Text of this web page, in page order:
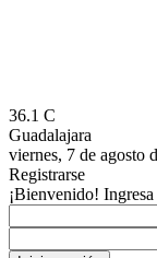
36.1 C
Guadalajara
viernes, 7 de agosto
Registrarse
¡Bienvenido!